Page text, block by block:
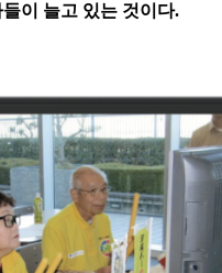
들이 늘고 있는 것이다.